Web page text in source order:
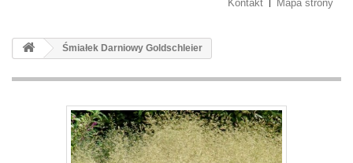
Kontakt Mapa strony
Śmiałek Darniowy Goldschleier